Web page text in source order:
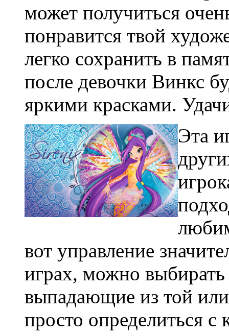
может получиться
понравится твой
легко сохранить в
после девочки Винкс
яркими красками.
Эта
вот управление
играх, можно
выпадающие из той
просто определиться с